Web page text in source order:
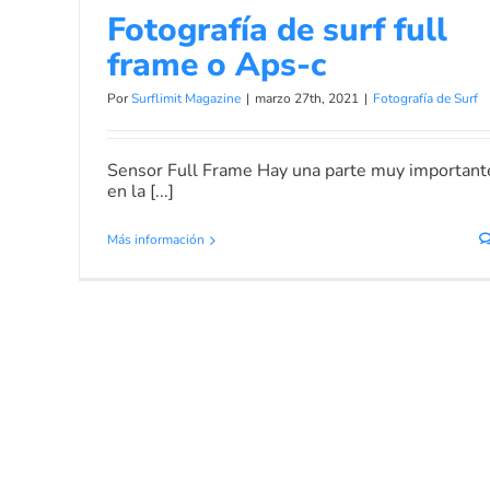
Fotografía de surf full
frame o Aps-c
PorSurflimit Magazine | marzo 27th, 2021 | Fotografía de Surf
Sensor Full Frame Hay una parte muy
en la [...]
Más información